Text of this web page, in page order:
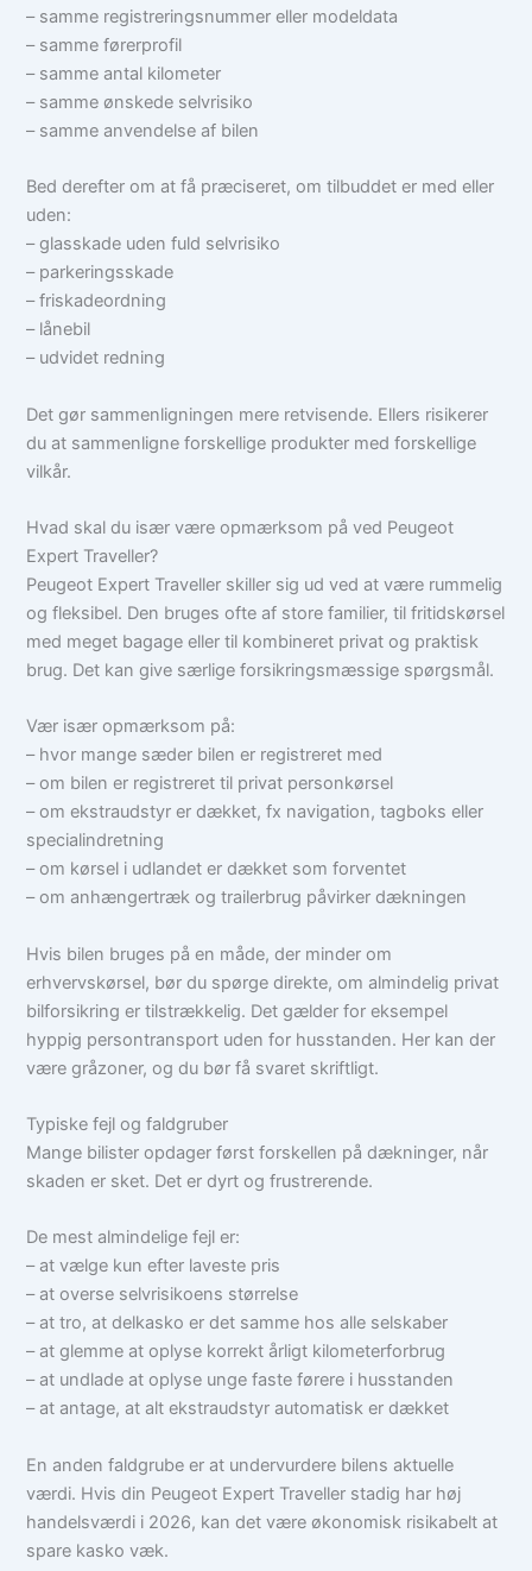
– samme registreringsnummer eller modeldata
– samme førerprofil
– samme antal kilometer
– samme ønskede selvrisiko
– samme anvendelse af bilen
Bed derefter om at få præciseret, om tilbuddet er med eller
uden:
– glasskade uden fuld selvrisiko
– parkeringsskade
– friskadeordning
– lånebil
– udvidet redning
Det gør sammenligningen mere retvisende. Ellers risikerer
du at sammenligne forskellige produkter med forskellige
vilkår.
Hvad skal du især være opmærksom på ved Peugeot
Expert Traveller?
Peugeot Expert Traveller skiller sig ud ved at være rummelig
og fleksibel. Den bruges ofte af store familier, til fritidskørsel
med meget bagage eller til kombineret privat og praktisk
brug. Det kan give særlige forsikringsmæssige spørgsmål.
Vær især opmærksom på:
– hvor mange sæder bilen er registreret med
– om bilen er registreret til privat personkørsel
– om ekstraudstyr er dækket, fx navigation, tagboks eller
specialindretning
– om kørsel i udlandet er dækket som forventet
– om anhængertræk og trailerbrug påvirker dækningen
Hvis bilen bruges på en måde, der minder om
erhvervskørsel, bør du spørge direkte, om almindelig privat
bilforsikring er tilstrækkelig. Det gælder for eksempel
hyppig persontransport uden for husstanden. Her kan der
være gråzoner, og du bør få svaret skriftligt.
Typiske fejl og faldgruber
Mange bilister opdager først forskellen på dækninger, når
skaden er sket. Det er dyrt og frustrerende.
De mest almindelige fejl er:
– at vælge kun efter laveste pris
– at overse selvrisikoens størrelse
– at tro, at delkasko er det samme hos alle selskaber
– at glemme at oplyse korrekt årligt kilometerforbrug
– at undlade at oplyse unge faste førere i husstanden
– at antage, at alt ekstraudstyr automatisk er dækket
En anden faldgrube er at undervurdere bilens aktuelle
værdi. Hvis din Peugeot Expert Traveller stadig har høj
handelsværdi i 2026, kan det være økonomisk risikabelt at
spare kasko væk.